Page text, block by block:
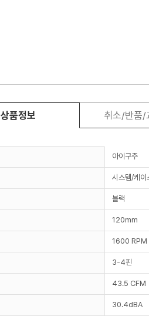
상품정보 취소/반품/
아이구주
시스템/케이
블랙
120mm
1600 RPM
3-4핀
43.5 CFM
30.4dBA